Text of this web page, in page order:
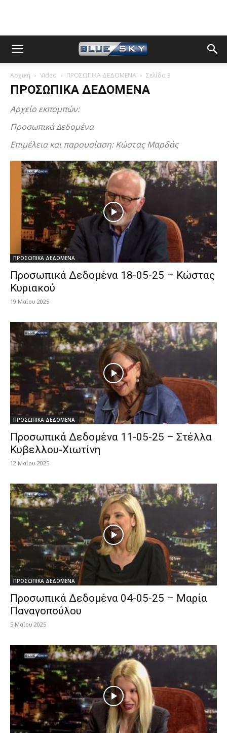
Αρχική Video ΠΡΟΣΩΠΙΚΑ ΔΕΔΟΜΕΝΑ Σελίδα 3
ΠΡΟΣΩΠΙΚΑ ΔΕΔΟΜΕΝΑ
Αρχείο εκπομπών:
Προσωπικά Δεδομένα
Επιμέλεια και παρουσίαση: Κώστας Μαρδάς
ΠΡΟΣΩΠΙΚΑ ΔΕΔΟΜΕΝΑ
Προσωπικά Δεδομένα 18-05-25 – Κώστας
Κυριακού
19 Μαΐου 2025
ΠΡΟΣΩΠΙΚΑ ΔΕΔΟΜΕΝΑ
Προσωπικά Δεδομένα 11-05-25 – Στέλλα
Κυβελλου-Χιωτίνη
12 Μαΐου 2025
ΠΡΟΣΩΠΙΚΑ ΔΕΔΟΜΕΝΑ
Προσωπικά Δεδομένα 04-05-25 – Μαρία
Παναγοπούλου
5 Μαΐου 2025